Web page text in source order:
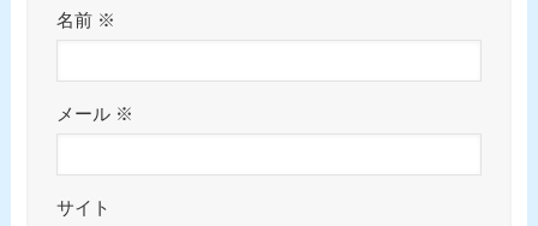
名前 ※
メール ※
サイト